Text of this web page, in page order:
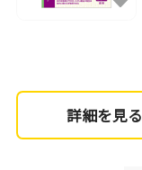
詳細を見る